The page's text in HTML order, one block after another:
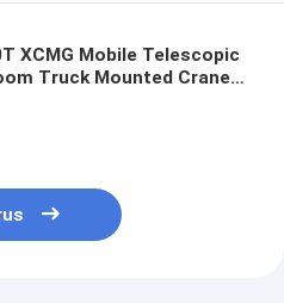
XCMG Mobile Telescopic
Truck Mounted Crane